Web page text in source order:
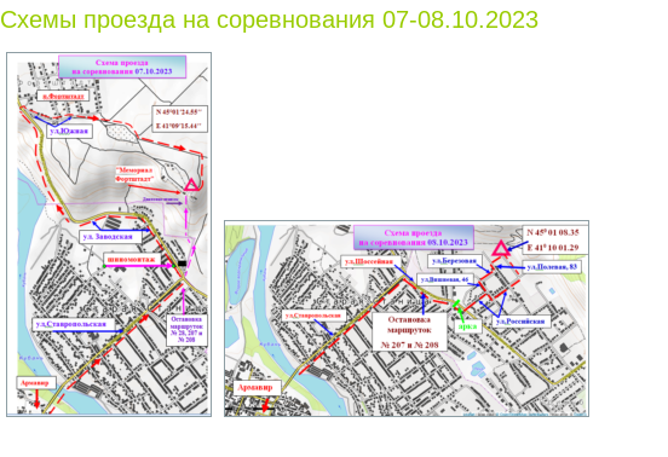
Схемы проезда на соревнования 07-08.10.2023